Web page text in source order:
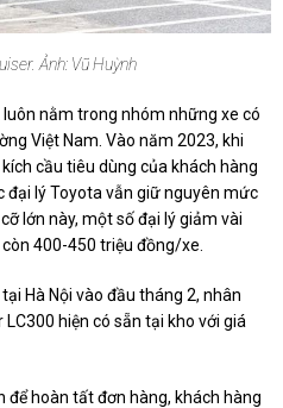
Ảnh: Vũ Huỳnh
nằm trong nhóm những xe có
Việt Nam. Vào năm 2023, khi
cầu tiêu dùng của khách hàng
đại lý Toyota vẫn giữ nguyên mức
lớn này, một số đại lý giảm vài
400-450 triệu đồng/xe.
Hà Nội vào đầu tháng 2, nhân
hiện có sẵn tại kho với giá
để hoàn tất đơn hàng, khách hàng